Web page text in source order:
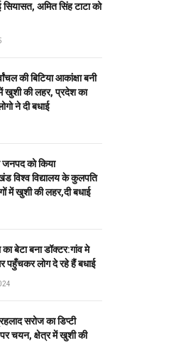
सियासत, अमित सिंह टाटा को
की बिटिया आकांक्षा बनी
खुशी की लहर, प्रदेश का
ने दी बधाई
को किया
विश्व विद्यालय के कुलपति
में खुशी की लहर,दी बधाई
बेटा बना डॉक्टर:गांव मे
पहुँचकर लोग दे रहे हैं बधाई
सरोज का डिप्टी
चयन, क्षेत्र में खुशी की